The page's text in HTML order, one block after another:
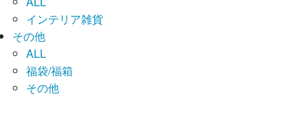
インテリア雑貨
その他
ALL
福袋/福箱
その他